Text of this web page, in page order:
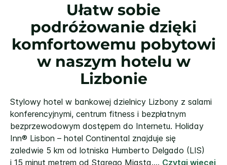
Ułatw sobie
podróżowanie dzięki
komfortowemu pobytowi
w naszym hotelu w
Lizbonie
Stylowy hotel w bankowej dzielnicy Lizbony z salami
konferencyjnymi, centrum fitness i bezpłatnym
bezprzewodowym dostępem do Internetu. Holiday
Inn® Lisbon – hotel Continental znajduje się
zaledwie 5 km od lotniska Humberto Delgado (LIS)
i 15 minut metrem od Starego Miasta.... Czytaj więcej